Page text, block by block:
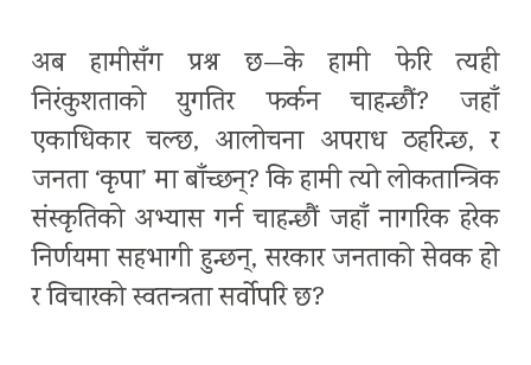
अब हामीसँग प्रश्न छ—के हामी फेरि त्यही
निरंकुशताको युगतिर फर्कन चाहन्छौं? जहाँ
एकाधिकार चल्छ, आलोचना अपराध ठहरिन्छ, र
जनता ‘कृपा’ मा बाँच्छन्? कि हामी त्यो लोकतान्त्रिक
संस्कृतिको अभ्यास गर्न चाहन्छौं जहाँ नागरिक हरेक
निर्णयमा सहभागी हुन्छन्, सरकार जनताको सेवक हो
र विचारको स्वतन्त्रता सर्वोपरि छ?